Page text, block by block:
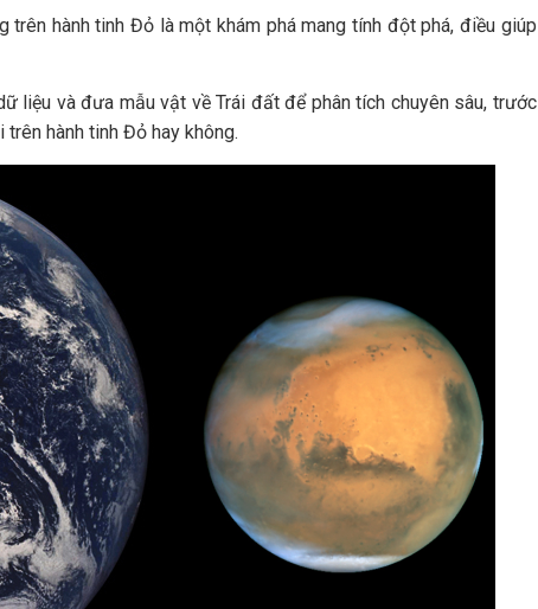
hành tinh Đỏ là một khám phá mang tính đột phá, điều giúp
liệu và đưa mẫu vật về Trái đất để phân tích chuyên sâu, trước
hành tinh Đỏ hay không.